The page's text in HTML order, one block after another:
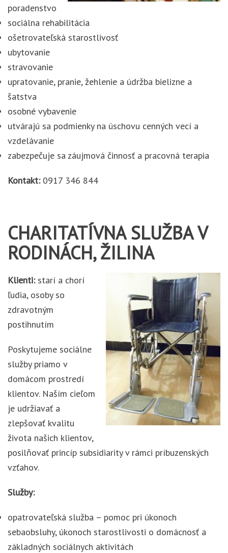
poradenstvo
sociálna rehabilitácia
ošetrovateľská starostlivosť
ubytovanie
stravovanie
upratovanie, pranie, žehlenie a údržba bielizne a
šatstva
osobné vybavenie
utvárajú sa podmienky na úschovu cenných vecí a
vzdelávanie
zabezpečuje sa záujmová činnosť a pracovná terapia
Kontakt:0917 346 844
CHARITATÍVNA SLUŽBA V
RODINÁCH, ŽILINA
Klienti:starí a chorí
ľudia, osoby so
zdravotným
postihnutím
Poskytujeme sociálne
služby priamo v
domácom prostredí
klientov. Naším cieľom
je udržiavať a
zlepšovať kvalitu
života našich klientov,
posilňovať princíp subsidiarity v rámci príbuzenských
vzťahov.
Služby:
opatrovateľská služba – pomoc pri úkonoch
sebaobsluhy, úkonoch starostlivosti o domácnosť a
základných sociálnych aktivitách